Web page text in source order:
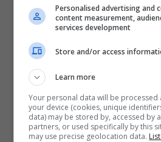
Italia Marrëveshja Për Emigrantët
Shqipëria
Edi Rama
Personalised advertising and
content measurement,
services development
Store and/or access
Learn more
Your personal data will be
your device (cookies, unique
data) may be stored by, accessed by
partners, or used specifically by this
may use precise geolocation data.